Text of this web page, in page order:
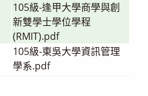
105級-逢甲大學商學與創
新雙學士學位學程
(RMIT).pdf
105級-東吳大學資訊管理
學系.pdf